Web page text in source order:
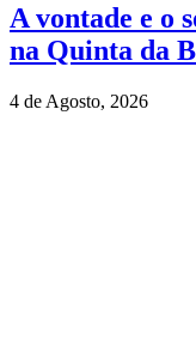
A vontade e o
na Quinta da
4 de Agosto, 2026